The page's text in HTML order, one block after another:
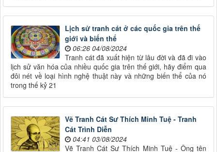
Lịch sử tranh cát ở các quốc gia trên thế
giới và biến thể
06:26 04/08/2024
Tranh cát đã xuất hiện từ lâu đời và đã đi vào
lịch sử văn hóa của nhiều quốc gia trên thế giới, hãy điểm qua
đôi nét về loại hình nghệ thuật này và những biến thể của nó
trong thế kỷ 21
Vẽ Tranh Cát Sư Thích Minh Tuệ - Tranh
Cát Trình Diễn
04:41 03/08/2024
Vẽ Tranh Cát Sư Thích Minh Tuệ - Ông tên